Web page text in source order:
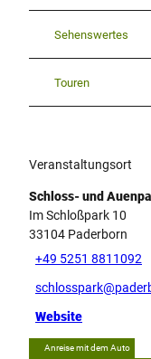
Sehenswertes
Touren
Veranstaltungsort
Schloss- und
Im Schloßpark 10
33104 Paderborn
+49 5251 8811092
Website
Anreise mit dem Auto